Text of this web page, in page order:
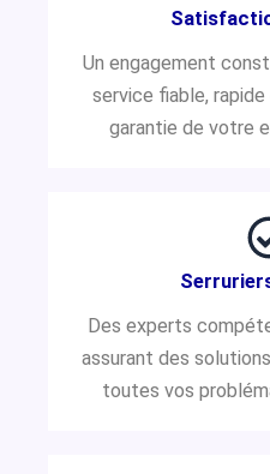
Un engagement
service fiable,
garantie de votre
Des experts
assurant des
toutes vos